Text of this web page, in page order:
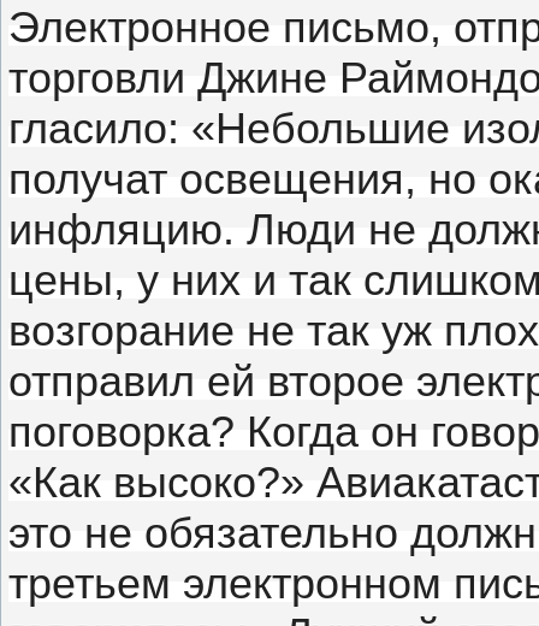
Электронное письмо,
торговли Джине
гласило: «Небольшие
получат освещения, но
инфляцию. Люди не
цены, у них и так
возгорание не так уж
отправил ей второе
поговорка? Когда он
«Как высоко?»
это не обязательно
третьем электронном